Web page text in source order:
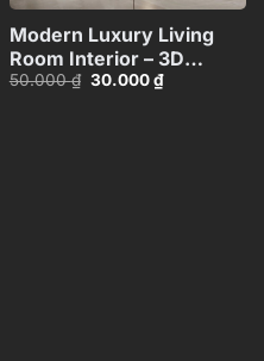
Modern Luxury Living
Room Interior – 3D
Model_HCH480371962790
50.000₫ Giá
30.000₫Giá
hiện